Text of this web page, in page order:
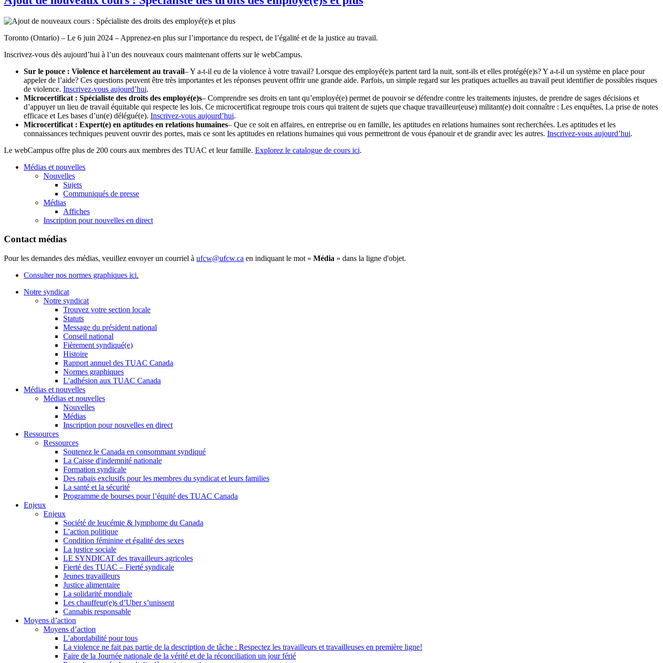
Toronto (Ontario) – Le 6 juin 2024 – Apprenez-en plus sur l’importance du respect, de l’égalité et de la justice au travail.
Inscrivez-vous dès aujourd’hui à l’un des nouveaux cours maintenant offerts sur le webCampus.
Sur le pouce : Violence et harcèlement au travail– Y a-t-il eu de la violence à votre travail? Lorsque des employé(e)s partent tard la nuit, sont-ils et elles protégé(e)s? Y a-t-il un système en place pour
appeler de l’aide? Ces questions peuvent être très importantes et les réponses peuvent offrir une grande aide. Parfois, un simple regard sur les pratiques actuelles au travail peut identifier de possibles risques
de violence. Inscrivez-vous aujourd’hui.
Microcertificat : Spécialiste des droits des employé(e)s– Comprendre ses droits en tant qu’employé(e) permet de pouvoir se défendre contre les traitements injustes, de prendre de sages décisions et
d’appuyer un lieu de travail équitable qui respecte les lois. Ce microcertificat regroupe trois cours qui traitent de sujets que chaque travailleur(euse) militant(e) doit connaître : Les enquêtes, La prise de notes
efficace et Les bases d’un(e) délégué(e). Inscrivez-vous aujourd’hui.
Microcertificat : Expert(e) en aptitudes en relations humaines– Que ce soit en affaires, en entreprise ou en famille, les aptitudes en relations humaines sont recherchées. Les aptitudes et les
connaissances techniques peuvent ouvrir des portes, mais ce sont les aptitudes en relations humaines qui vous permettront de vous épanouir et de grandir avec les autres. Inscrivez-vous aujourd’hui.
Le webCampus offre plus de 200 cours aux membres des TUAC et leur famille. Explorez le catalogue de cours ici.
Médias et nouvelles
Nouvelles
Sujets
Communiqués de presse
Médias
Affiches
Inscription pour nouvelles en direct
Contact médias
Pour les demandes des médias, veuillez envoyer un courriel à ufcw@ufcw.ca en indiquant le mot « Média » dans la ligne d'objet.
Consulter nos normes graphiques ici.
Notre syndicat
Notre syndicat
Trouvez votre section locale
Statuts
Message du président national
Conseil national
Fièrement syndiqué(e)
Histoire
Rapport annuel des TUAC Canada
Normes graphiques
L’adhésion aux TUAC Canada
Médias et nouvelles
Médias et nouvelles
Nouvelles
Médias
Inscription pour nouvelles en direct
Ressources
Ressources
Soutenez le Canada en consommant syndiqué
La Caisse d'indemnité nationale
Formation syndicale
Des rabais exclusifs pour les membres du syndicat et leurs families
La santé et la sécurité
Programme de bourses pour l’équité des TUAC Canada
Enjeux
Enjeux
Société de leucémie & lymphome du Canada
L’action politique
Condition féminine et égalité des sexes
La justice sociale
LE SYNDICAT des travailleurs agricoles
Fierté des TUAC – Fierté syndicale
Jeunes travailleurs
Justice alimentaire
La solidarité mondiale
Les chauffeur(e)s d’Uber s’unissent
Cannabis responsable
Moyens d’action
Moyens d’action
L’abordabilité pour tous
La violence ne fait pas partie de la description de tâche : Respectez les travailleurs et travailleuses en première ligne!
Faire de la Journée nationale de la vérité et de la réconciliation un jour férié